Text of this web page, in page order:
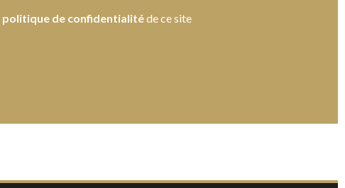
politique de confidentialitéde ce site